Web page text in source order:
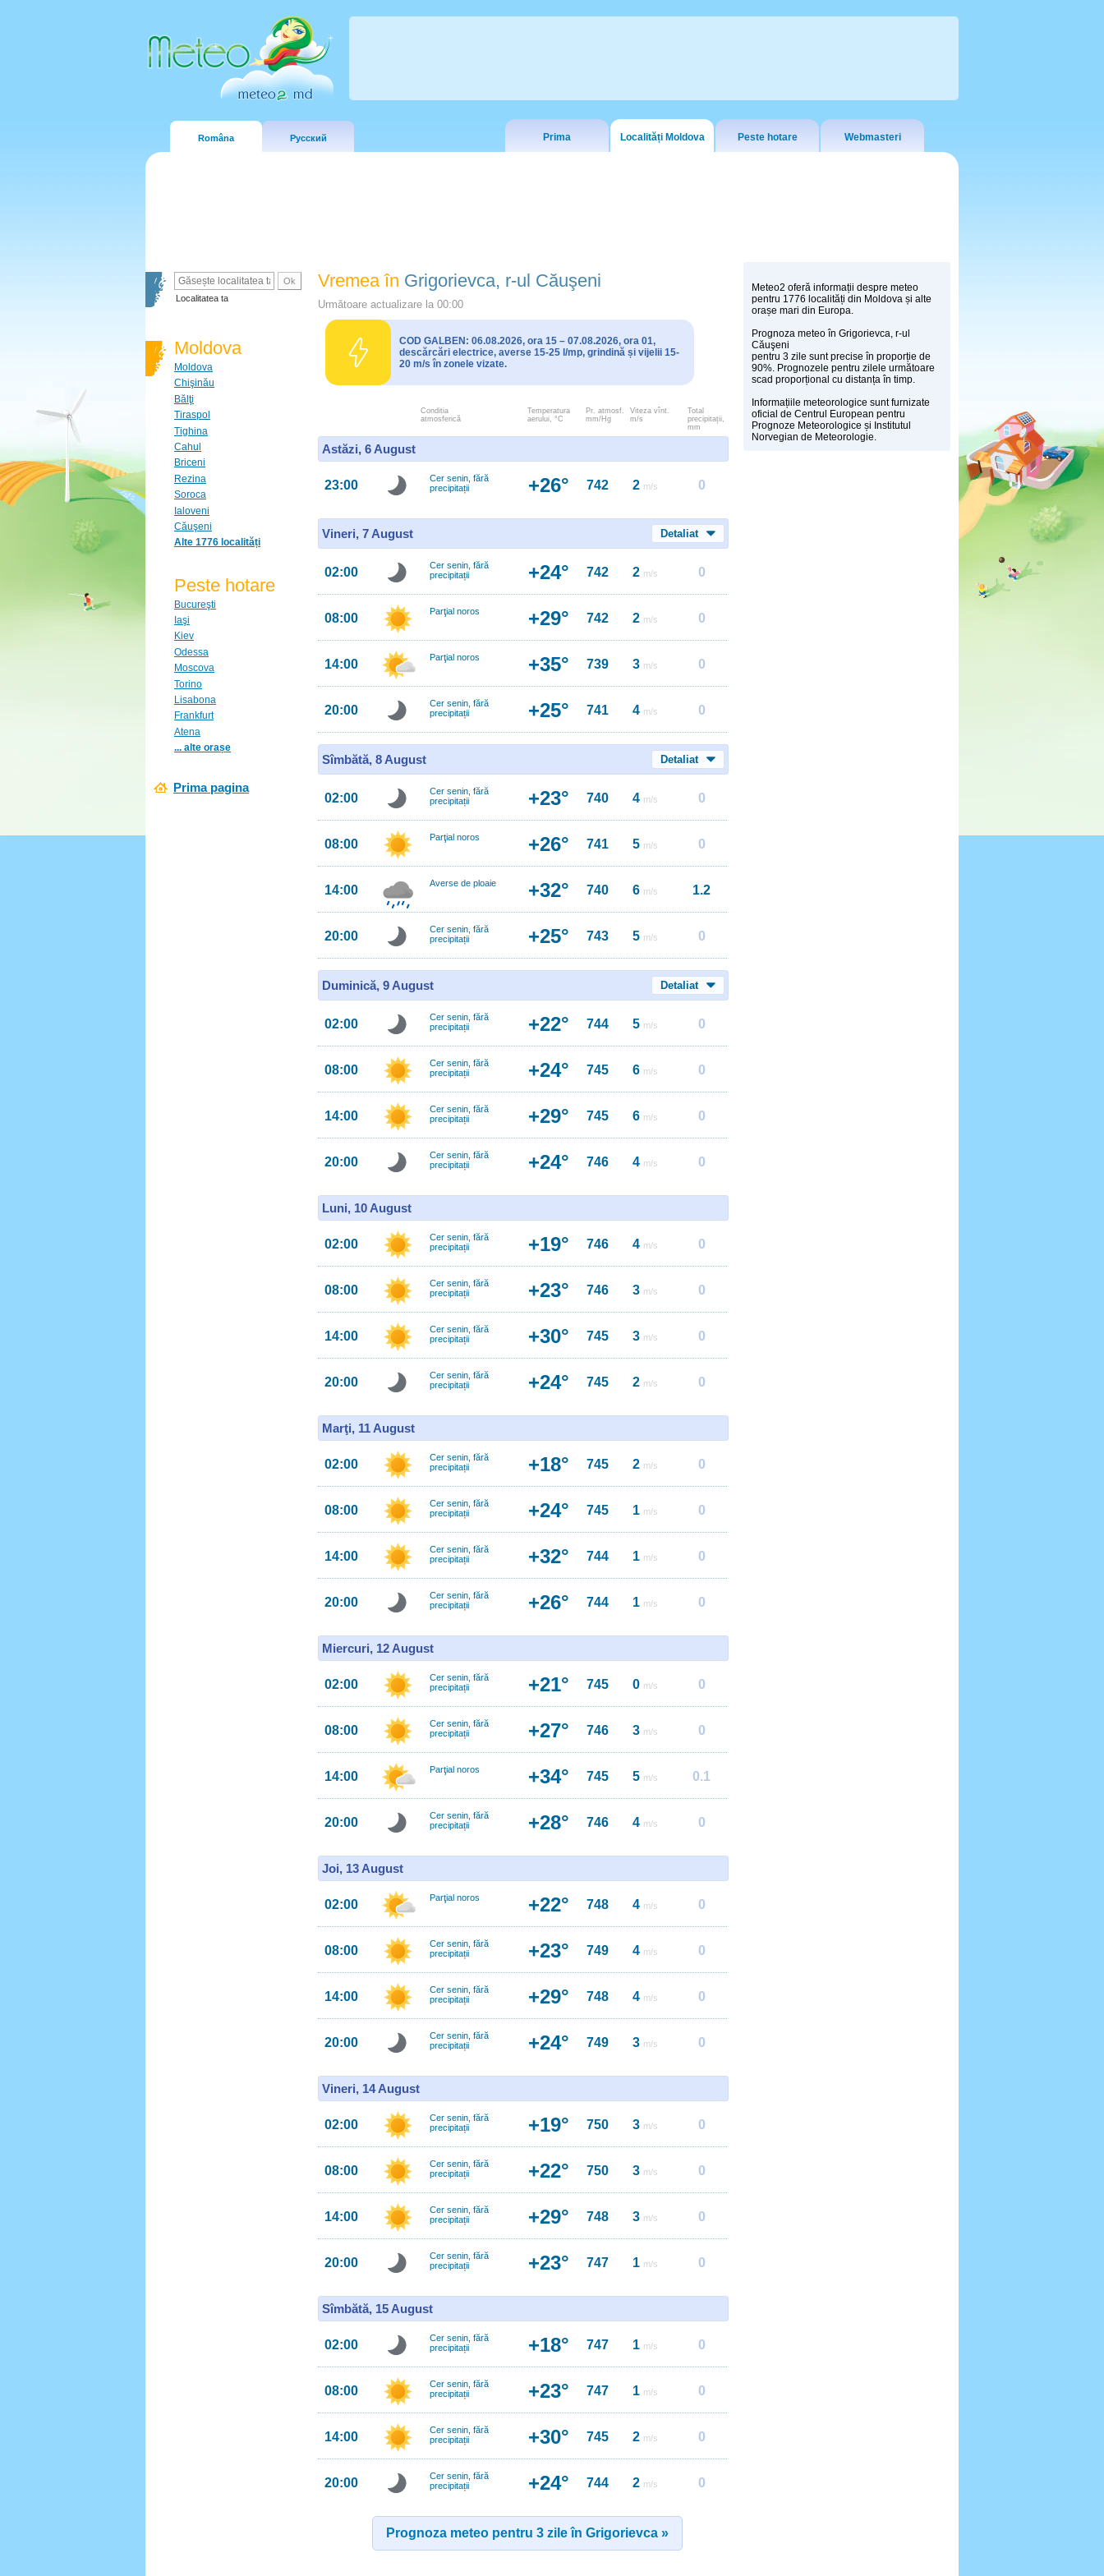
Româna Русский Prima Localități Moldova Peste hotare Webmasteri
Localitatea ta
Moldova
Moldova
Chişinău
Bălţi
Tiraspol
Tighina
Cahul
Briceni
Rezina
Soroca
Ialoveni
Căuşeni
Alte 1776 localități
Peste hotare
Bucureşti
Iaşi
Kiev
Odessa
Moscova
Torino
Lisabona
Frankfurt
Atena
... alte orașe
Prima pagina
Vremea în Grigorievca, r-ul Căuşeni
Următoare actualizare la 00:00
COD GALBEN: 06.08.2026, ora 15 – 07.08.2026, ora 01,
descărcări electrice, averse 15-25 l/mp, grindină și vijelii 15-
20 m/s în zonele vizate.
Conditia
atmosferică
Temperatura
aerului, °C
Pr. atmosf.
mm/Hg
Viteza vînt.
m/s
Total
precipitații,
mm
Astăzi, 6 August
23:00
Cer senin, fără
precipitații
+26° 742 2 m/s 0
Vineri, 7 August Detaliat
02:00
Cer senin, fără
precipitații
+24° 742 2 m/s 0
08:00 Parţial noros +29° 742 2 m/s 0
14:00 Parţial noros +35° 739 3 m/s 0
20:00
Cer senin, fără
precipitații
+25° 741 4 m/s 0
Sîmbătă, 8 August Detaliat
02:00
Cer senin, fără
precipitații
+23° 740 4 m/s 0
08:00 Parţial noros +26° 741 5 m/s 0
14:00 Averse de ploaie +32° 740 6 m/s 1.2
20:00
Cer senin, fără
precipitații
+25° 743 5 m/s 0
Duminică, 9 August Detaliat
02:00
Cer senin, fără
precipitații
+22° 744 5 m/s 0
08:00
Cer senin, fără
precipitații
+24° 745 6 m/s 0
14:00
Cer senin, fără
precipitații
+29° 745 6 m/s 0
20:00
Cer senin, fără
precipitații
+24° 746 4 m/s 0
Luni, 10 August
02:00
Cer senin, fără
precipitații
+19° 746 4 m/s 0
08:00
Cer senin, fără
precipitații
+23° 746 3 m/s 0
14:00
Cer senin, fără
precipitații
+30° 745 3 m/s 0
20:00
Cer senin, fără
precipitații
+24° 745 2 m/s 0
Marţi, 11 August
02:00
Cer senin, fără
precipitații
+18° 745 2 m/s 0
08:00
Cer senin, fără
precipitații
+24° 745 1 m/s 0
14:00
Cer senin, fără
precipitații
+32° 744 1 m/s 0
20:00
Cer senin, fără
precipitații
+26° 744 1 m/s 0
Miercuri, 12 August
02:00
Cer senin, fără
precipitații
+21° 745 0 m/s 0
08:00
Cer senin, fără
precipitații
+27° 746 3 m/s 0
14:00 Parţial noros +34° 745 5 m/s 0.1
20:00
Cer senin, fără
precipitații
+28° 746 4 m/s 0
Joi, 13 August
02:00 Parţial noros +22° 748 4 m/s 0
08:00
Cer senin, fără
precipitații
+23° 749 4 m/s 0
14:00
Cer senin, fără
precipitații
+29° 748 4 m/s 0
20:00
Cer senin, fără
precipitații
+24° 749 3 m/s 0
Vineri, 14 August
02:00
Cer senin, fără
precipitații
+19° 750 3 m/s 0
08:00
Cer senin, fără
precipitații
+22° 750 3 m/s 0
14:00
Cer senin, fără
precipitații
+29° 748 3 m/s 0
20:00
Cer senin, fără
precipitații
+23° 747 1 m/s 0
Sîmbătă, 15 August
02:00
Cer senin, fără
precipitații
+18° 747 1 m/s 0
08:00
Cer senin, fără
precipitații
+23° 747 1 m/s 0
14:00
Cer senin, fără
precipitații
+30° 745 2 m/s 0
20:00
Cer senin, fără
precipitații
+24° 744 2 m/s 0
Prognoza meteo pentru 3 zile în Grigorievca »
Meteo2 oferă informații despre meteo
pentru 1776 localități din Moldova și alte
orașe mari din Europa.
Prognoza meteo în Grigorievca, r-ul
Căuşeni
pentru 3 zile sunt precise în proporție de
90%. Prognozele pentru zilele următoare
scad proporțional cu distanța în timp.
Informațiile meteorologice sunt furnizate
oficial de Centrul European pentru
Prognoze Meteorologice și Institutul
Norvegian de Meteorologie.